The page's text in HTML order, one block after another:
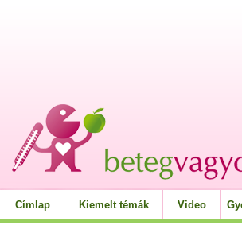
Címlap Kiemelt témák Video